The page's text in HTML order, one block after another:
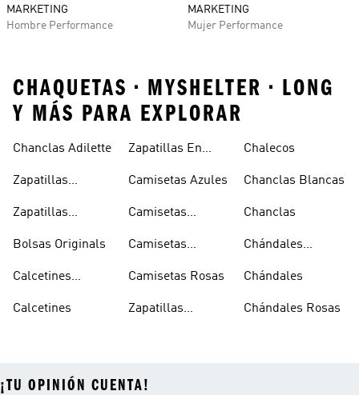
MARKETING
Hombre Performance
MARKETING
Mujer Performance
CHAQUETAS • MYSHELTER • LONG
Y MÁS PARA EXPLORAR
Chanclas Adilette
Zapatillas
Zapatillas
Blancas
Bolsas Originals
Calcetines
Blancos
Calcetines
Zapatillas En
Camisetas Azules
Camisetas
Camisetas
Camisetas Rosas
Zapatillas
Chalecos
Chanclas Blancas
Chanclas
Chándales
Chándales
Chándales Rosas
¡TU OPINIÓN CUENTA!